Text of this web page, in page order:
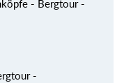
- Bergtour -
-